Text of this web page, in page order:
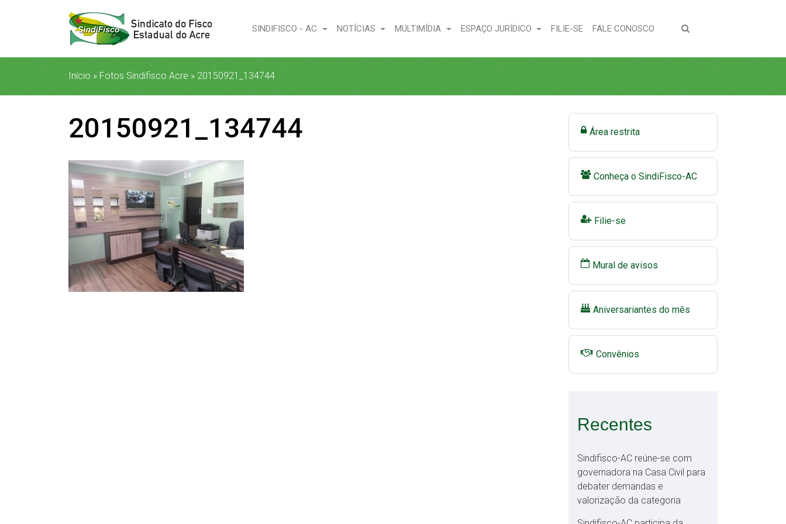
SINDIFISCO - AC NOTÍCIAS MULTIMÍDIA ESPAÇO JURÍDICO FILIE-SE(CURRENT)
FALE CONOSCO (CURRENT)
Início » Fotos Sindifisco Acre » 20150921_134744
20150921_134744 Área restrita
Conheça o SindiFisco-AC
Filie-se
Mural de avisos
Aniversariantes do mês
Convênios
Recentes
Sindifisco-AC reúne-se com
governadora na Casa Civil para
debater demandas e
valorização da categoria